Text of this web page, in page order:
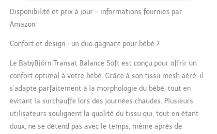
en trois matériaux doux :
Disponibilité et prix à jour – informations fournies par
Amazon
Confort et design : un duo gagnant pour bébé ?
Le BabyBjörn Transat Balance Soft est conçu pour offrir un
confort optimal à votre bébé. Grâce à son tissu mesh aéré, il
s’adapte parfaitement à la morphologie du bébé, tout en
évitant la surchauffe lors des journées chaudes. Plusieurs
utilisateurs soulignent la qualité du tissu qui, tout en étant
doux, ne se détend pas avec le temps, même après de